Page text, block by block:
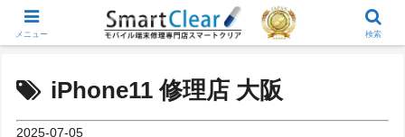
iPhone11 修理店 大阪
2025-07-05
メニュー 検索